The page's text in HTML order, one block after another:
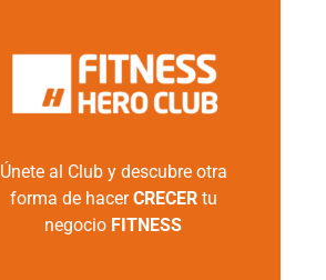
Únete al Club y descubre otra
forma de hacerCRECERtu
negocio FITNESS